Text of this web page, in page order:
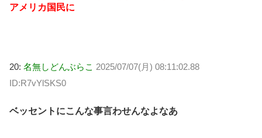
アメリカ国民に
20: 名無しどんぶらこ 2025/07/07(月) 08:11:02.88
ID:R7vYlSKS0
ベッセントにこんな事言わせんなよなあ